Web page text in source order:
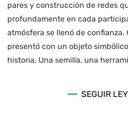
pares y construcción de redes
profundamente en cada
atmósfera se llenó de confianza.
presentó con un objeto
historia. Una semilla, una
SEGUIR